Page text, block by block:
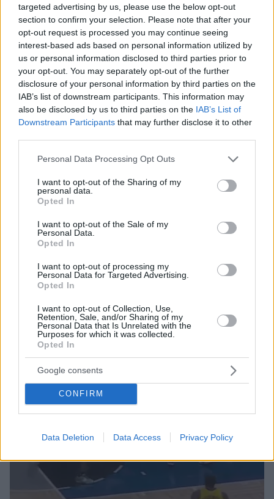
targeted advertising by us, please use the below opt-out
section to confirm your selection. Please note that after your
opt-out request is processed you may continue seeing
interest-based ads based on personal information utilized by
us or personal information disclosed to third parties prior to
your opt-out. You may separately opt-out of the further
disclosure of your personal information by third parties on the
IAB’s list of downstream participants. This information may
also be disclosed by us to third parties on the IAB’s List of
Downstream Participants that may further disclose it to other
Please note that this website/app uses one or more Google
not limited to your visit or usage behaviour. You may click to
grant or deny consent to Google and its third-party tags to
use your data for below specified purposes in below Google
consent section.
Personal Data Processing Opt Outs
I want to opt-out of the Sharing of my
personal data.
Opted In
I want to opt-out of the Sale of my
Personal Data.
Opted In
I want to opt-out of processing my
Personal Data for Targeted Advertising.
Opted In
I want to opt-out of Collection, Use,
Retention, Sale, and/or Sharing of my
Personal Data that Is Unrelated with the
Purposes for which it was collected.
Opted In
Google consents
CONFIRM
Data Deletion Data Access Privacy Policy
Ο Όστιν Ριβς έχει δώσει ασίστ για alley-oop κάρφωμα
σε δύο γενιές Τζέιμς - Δείτε τις συνεργασίες με τον
ΛεΜπρόν και τον γιο του, Μπρόνι
«Πρέπει να είμαι ο πρώτος άνθρωπος στην ιστορία
του NBA που πετάει λόμπα σε πατέρα και γιο»,
δήλωσε ο Ριβς μετά το παιχνίδι
03.11.2025, 16:52